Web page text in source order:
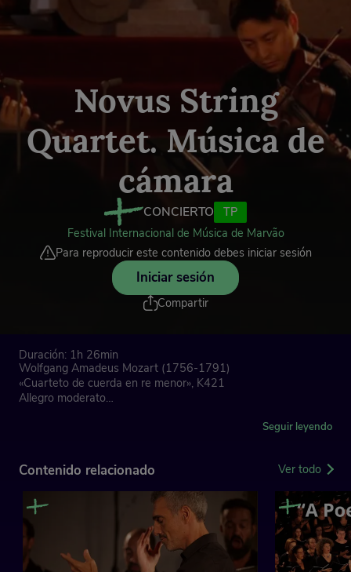
Novus String
Quartet. Música de
cámara
CONCIERTO
TP
Festival Internacional de Música de Marvão
Para reproducir este contenido debes iniciar sesión
Iniciar sesión
Compartir
Duración: 1h 26min
Wolfgang Amadeus Mozart (1756-1791)
«Cuarteto de cuerda en re menor», K421
Allegro moderato
Dmitri Shostakovitch (1906-1975)
«Cuarteto de cuerda n.º 9 en mi bemol mayor», Op. 117
Moderato con moto
Adagio
Adagio
Allegro
Seguir leyendo
Contenido relacionado Ver todo